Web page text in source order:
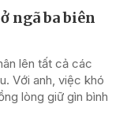
ngã ba biên
lên tất cả các
Với anh, việc khó
lòng giữ gìn bình